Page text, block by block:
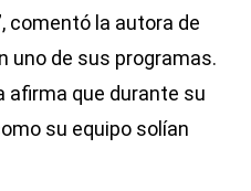
comentó la autora de
uno de sus programas.
afirma que durante su
su equipo solían